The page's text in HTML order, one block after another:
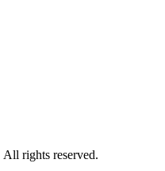
All rights reserved.